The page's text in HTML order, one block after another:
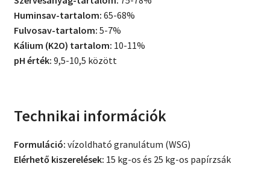
Huminsav-tartalom: 65-68%
Fulvosav-tartalom: 5-7%
Kálium (K2O) tartalom: 10-11%
pH érték: 9,5-10,5 között
Technikai információk
Formuláció: vízoldható granulátum (WSG)
Elérhető kiszerelések: 15 kg-os és 25 kg-os papírzsák